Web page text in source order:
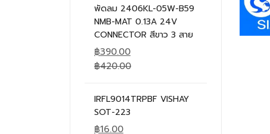
พัดลม 2406KL-05W-B59
NMB-MAT 0.13A 24V
CONNECTOR สีขาว 3 สาย
฿390.00
฿420.00
IRFL9014TRPBF VISHAY
SOT-223
฿16.00